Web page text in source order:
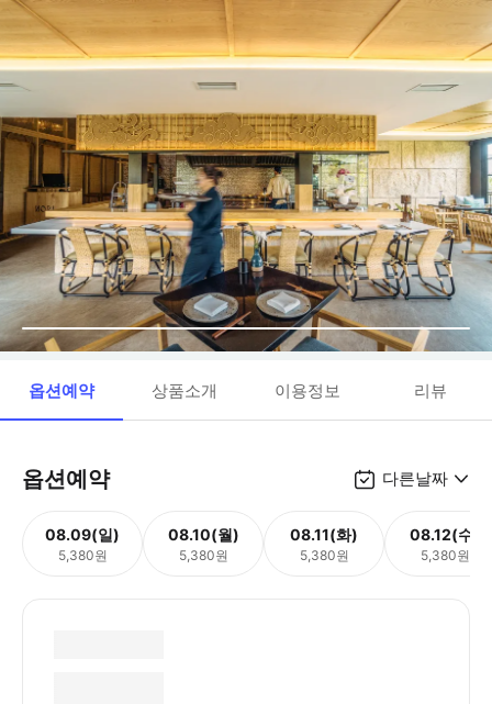
옵션예약 상품소개 이용정보 리뷰
옵션예약 다른날짜
08.09(일)
5,380원
08.10(월)
5,380원
08.11(화)
5,380원
08.12(수)
5,380원